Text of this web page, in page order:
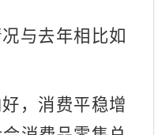
与去年相比如
，消费平稳增